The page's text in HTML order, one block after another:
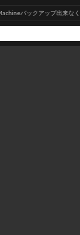
ックアップ出来なくなっ